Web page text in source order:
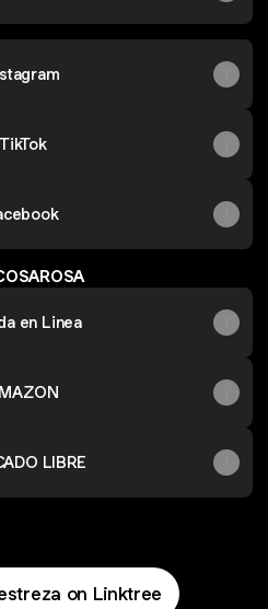
TikTok
en Linea
LIBRE
on Linktree